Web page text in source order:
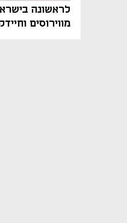
לראשונה
מווירוסים